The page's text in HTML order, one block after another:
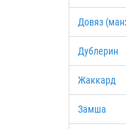
Довяз
Дублерин
Жаккард
Замша